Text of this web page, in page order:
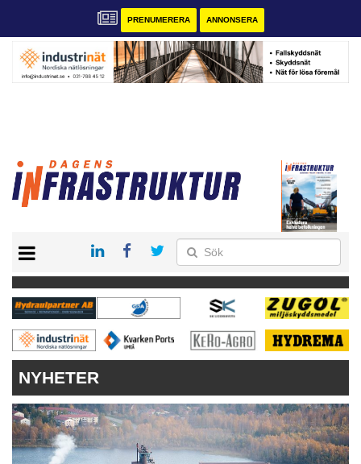
PRENUMERERA ANNONSERA
KONTAKT
VÅRA ANDRA MAGASIN
PRENUMERERA
ANNONSERA
NYHETER